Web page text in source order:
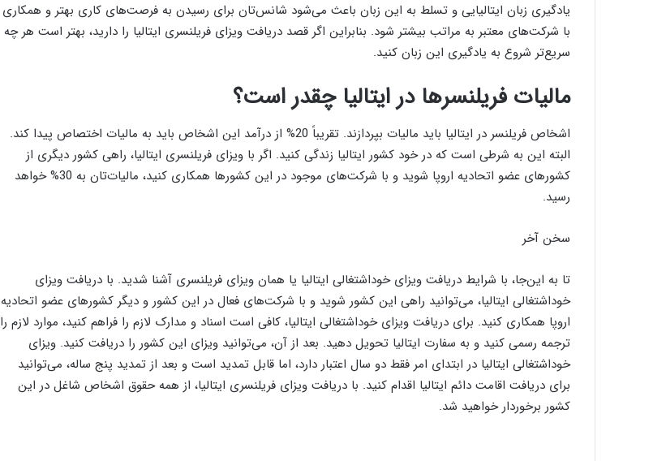
یادگیری زبان ایتالیایی و تسلط به این زبان باعث می‌شود شانس‌تان برای رسیدن به فرصت‌های کاری بهتر و همکاری
با شرکت‌های معتبر به مراتب بیشتر شود. بنابراین اگر قصد دریافت ویزای فریلنسری ایتالیا را دارید، بهتر است هر چه
سریع‌تر شروع به یادگیری این زبان کنید.
مالیات فریلنسرها در ایتالیا چقدر است؟
اشخاص فریلنسر در ایتالیا باید مالیات بپردازند. تقریباً 20% از درآمد این اشخاص باید به مالیات اختصاص پیدا کند.
البته این به شرطی است که در خود کشور ایتالیا زندگی کنید. اگر با ویزای فریلنسری ایتالیا، راهی کشور دیگری از
کشورهای عضو اتحادیه اروپا شوید و با شرکت‌های موجود در این کشورها همکاری کنید، مالیات‌تان به 30% خواهد
رسید.
سخن آخر
تا به این‌جا، با شرایط دریافت ویزای خوداشتغالی ایتالیا یا همان ویزای فریلنسری آشنا شدید. با دریافت ویزای
خوداشتغالی ایتالیا، می‌توانید راهی این کشور شوید و با شرکت‌های فعال در این کشور و دیگر کشورهای عضو اتحادیه
اروپا همکاری کنید. برای دریافت ویزای خوداشتغالی ایتالیا، کافی است اسناد و مدارک لازم را فراهم کنید، موارد لازم را
ترجمه رسمی کنید و به سفارت ایتالیا تحویل دهید. بعد از آن، می‌توانید ویزای این کشور را دریافت کنید. ویزای
خوداشتغالی ایتالیا در ابتدای امر فقط دو سال اعتبار دارد، اما قابل تمدید است و بعد از تمدید پنج ساله، می‌توانید
برای دریافت اقامت دائم ایتالیا اقدام کنید. با دریافت ویزای فریلنسری ایتالیا، از همه حقوق اشخاص شاغل در این
کشور برخوردار خواهید شد.